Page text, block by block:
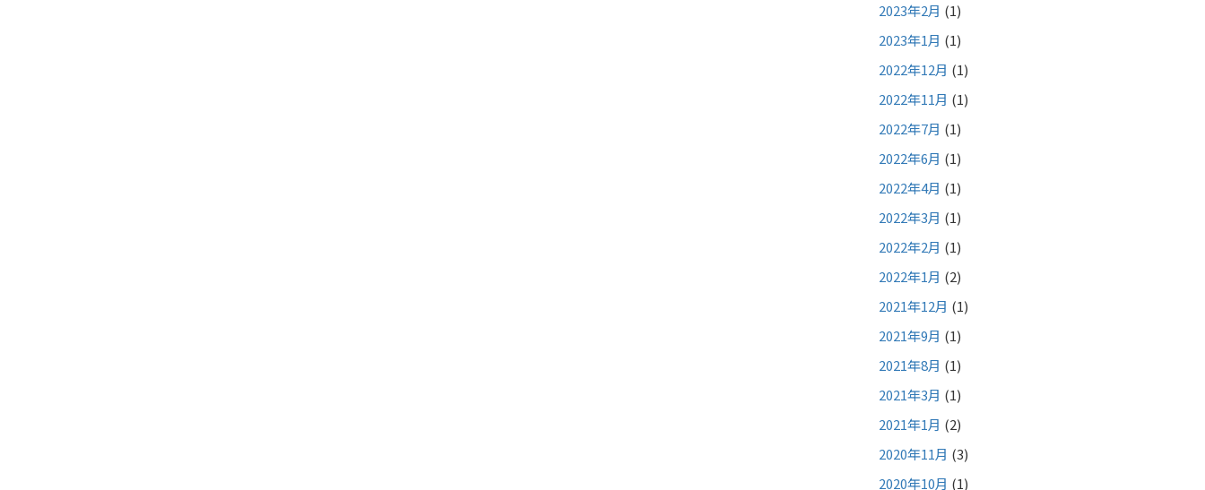
2023年2月 (1)
2023年1月 (1)
2022年12月 (1)
2022年11月 (1)
2022年7月 (1)
2022年6月 (1)
2022年4月 (1)
2022年3月 (1)
2022年2月 (1)
2022年1月 (2)
2021年12月 (1)
2021年9月 (1)
2021年8月 (1)
2021年3月 (1)
2021年1月 (2)
2020年11月 (3)
2020年10月 (1)